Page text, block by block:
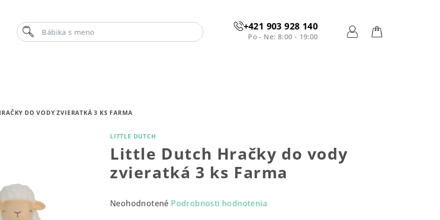
Bábika s menom
Hľadať +421 903 928 140
Po - Ne: 8:00 - 19:00
DO VODY ZVIERATKÁ 3 KS FARMA
LITTLE DUTCH
Little Dutch Hračky do vody
zvieratká 3 ks Farma
Priemerné
Neohodnotené Podrobnosti hodnotenia